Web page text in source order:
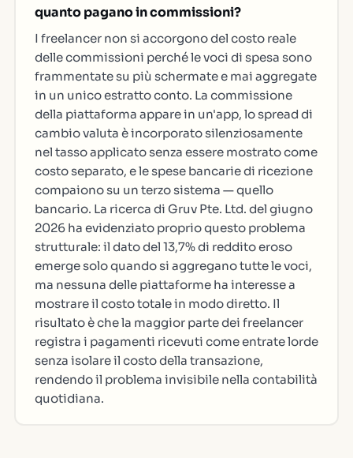
quanto pagano in commissioni?
I freelancer non si accorgono del costo reale
delle commissioni perché le voci di spesa sono
frammentate su più schermate e mai aggregate
in un unico estratto conto. La commissione
della piattaforma appare in un'app, lo spread di
cambio valuta è incorporato silenziosamente
nel tasso applicato senza essere mostrato come
costo separato, e le spese bancarie di ricezione
compaiono su un terzo sistema — quello
bancario. La ricerca di Gruv Pte. Ltd. del giugno
2026 ha evidenziato proprio questo problema
strutturale: il dato del 13,7% di reddito eroso
emerge solo quando si aggregano tutte le voci,
ma nessuna delle piattaforme ha interesse a
mostrare il costo totale in modo diretto. Il
risultato è che la maggior parte dei freelancer
registra i pagamenti ricevuti come entrate lorde
senza isolare il costo della transazione,
rendendo il problema invisibile nella contabilità
quotidiana.